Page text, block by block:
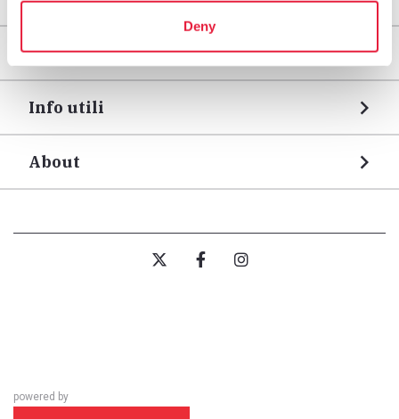
Deny
Tappe
Info utili
About
powered by